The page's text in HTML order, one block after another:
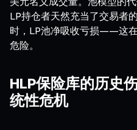
LP持仓者天然充当了交易者
时，LP池净吸收亏损——这
危险。
HLP保险库的历史
统性危机